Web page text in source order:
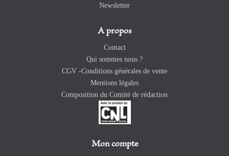
Newsletter
A propos
Contact
Qui sommes nous ?
CGV -Conditions générales de vente
Mentions légales
Composition du Comité de rédaction
Mon compte